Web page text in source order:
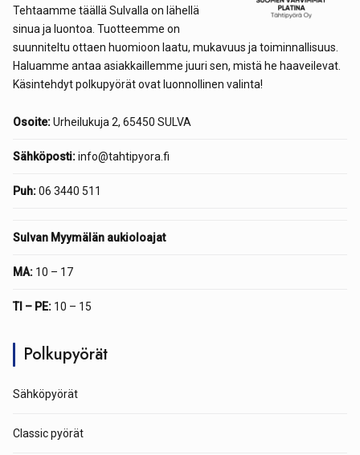
Tehtaamme täällä Sulvalla on lähellä
sinua ja luontoa. Tuotteemme on
suunniteltu ottaen huomioon laatu, mukavuus ja toiminnallisuus.
Haluamme antaa asiakkaillemme juuri sen, mistä he haaveilevat.
Käsintehdyt polkupyörät ovat luonnollinen valinta!
Osoite:Urheilukuja 2, 65450 SULVA
Sähköposti:info@tahtipyora.fi
Puh:06 3440 511
Sulvan Myymälän aukioloajat
MA: 10 – 17
TI – PE: 10 – 15
Polkupyörät
Sähköpyörät
Classic pyörät